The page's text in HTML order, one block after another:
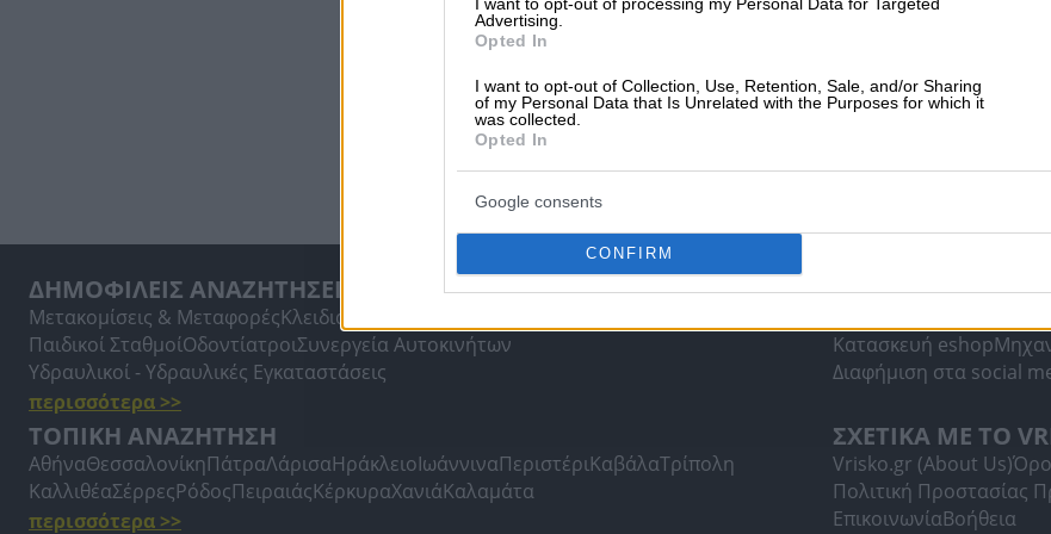
Advertising.
Opted In
I want to opt-out of Collection, Use, Retention, Sale, and/or Sharing
of my Personal Data that Is Unrelated with the Purposes for which it
was collected.
Opted In
Google consents
CONFIRM
ΔΗΜΟΦΙΛΕΙΣ ΑΝΑΖΗΤΗΣΕΙΣ
Μετακομίσεις & ΜεταφορέςΚλειδιά & Κλειδαριές
Παιδικοί ΣταθμοίΟδοντίατροιΣυνεργεία Αυτοκινήτων
Υδραυλικοί - Υδραυλικές Εγκαταστάσεις
περισσότερα >>
ΥΠΗΡΕΣΙΕΣ
Κατασκευή eshop
Διαφήμιση στα social
ΤΟΠΙΚΗ ΑΝΑΖΗΤΗΣΗ
ΑθήναΘεσσαλονίκηΠάτραΛάρισαΗράκλειοΙωάννιναΠεριστέριΚαβάλαΤρίπολη
ΚαλλιθέαΣέρρεςΡόδοςΠειραιάςΚέρκυραΧανιάΚαλαμάτα
περισσότερα >>
ΣΧΕΤΙΚΑ ΜΕ ΤΟ
Vrisko.gr (About Us)
Πολιτική Προστασίας
ΕπικοινωνίαΒοήθεια